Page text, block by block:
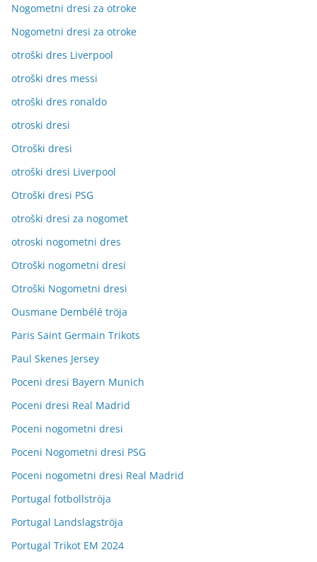
Nogometni dresi za otroke
Nogometni dresi za otroke
otroški dres Liverpool
otroški dres messi
otroški dres ronaldo
otroski dresi
Otroški dresi
otroški dresi Liverpool
Otroški dresi PSG
otroški dresi za nogomet
otroski nogometni dres
Otroški nogometni dresi
Otroški Nogometni dresi
Ousmane Dembélé tröja
Paris Saint Germain Trikots
Paul Skenes Jersey
Poceni dresi Bayern Munich
Poceni dresi Real Madrid
Poceni nogometni dresi
Poceni Nogometni dresi PSG
Poceni nogometni dresi Real Madrid
Portugal fotbollströja
Portugal Landslagströja
Portugal Trikot EM 2024